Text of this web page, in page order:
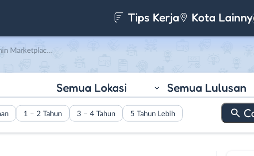
Tips Kerja Kota
CV. Affiliate Makmur Jaya
Semua Lokasi Semua Lulusan
1 – 2 Tahun 3 – 4 Tahun 5 Tahun Lebih